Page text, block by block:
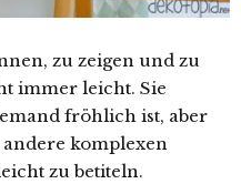
zu zeigen und zu
immer leicht. Sie
fröhlich ist, aber
komplexen
zu betiteln.